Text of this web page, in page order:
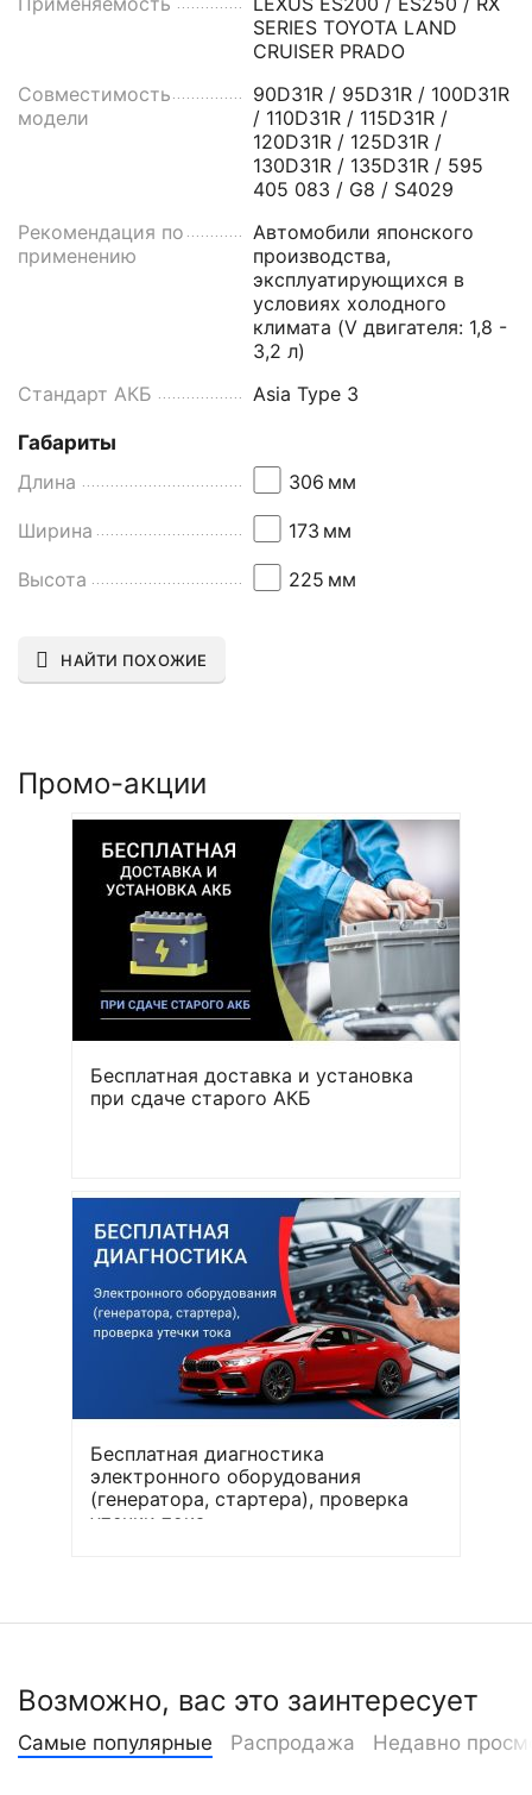
SERIES TOYOTA LAND
CRUISER PRADO
Совместимость
модели
90D31R / 95D31R / 100D31R
/ 110D31R / 115D31R /
120D31R / 125D31R /
130D31R / 135D31R / 595
405 083 / G8 / S4029
Рекомендация по
применению
Автомобили японского
производства,
эксплуатирующихся в
условиях холодного
климата (V двигателя: 1,8 -
3,2 л)
Стандарт АКБ
Asia Type 3
Габариты
Длина
306 мм
Ширина 173 мм
Высота 225 мм
НАЙТИ ПОХОЖИЕ
Промо-акции
Бесплатная доставка и установка
при сдаче старого АКБ
Бесплатная диагностика
электронного оборудования
(генератора, стартера), проверка
утечки тока
Возможно, вас это заинтересует
Самые популярные Распродажа Недавно